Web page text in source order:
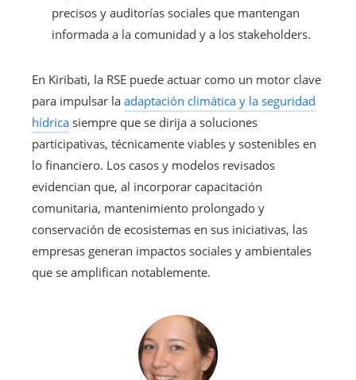
precisos y auditorías sociales que mantengan
informada a la comunidad y a los stakeholders.
En Kiribati, la RSE puede actuar como un motor clave
para impulsar la adaptación climática y la seguridad
hídrica siempre que se dirija a soluciones
participativas, técnicamente viables y sostenibles en
lo financiero. Los casos y modelos revisados
evidencian que, al incorporar capacitación
comunitaria, mantenimiento prolongado y
conservación de ecosistemas en sus iniciativas, las
empresas generan impactos sociales y ambientales
que se amplifican notablemente.